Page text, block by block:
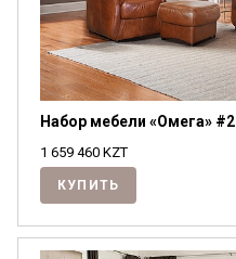
Набор мебели «Омега» #2
1 659 460 KZT
КУПИТЬ